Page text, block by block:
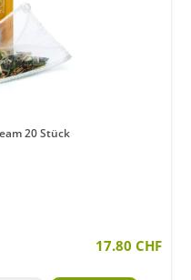
20 Stück
17.80 CHF